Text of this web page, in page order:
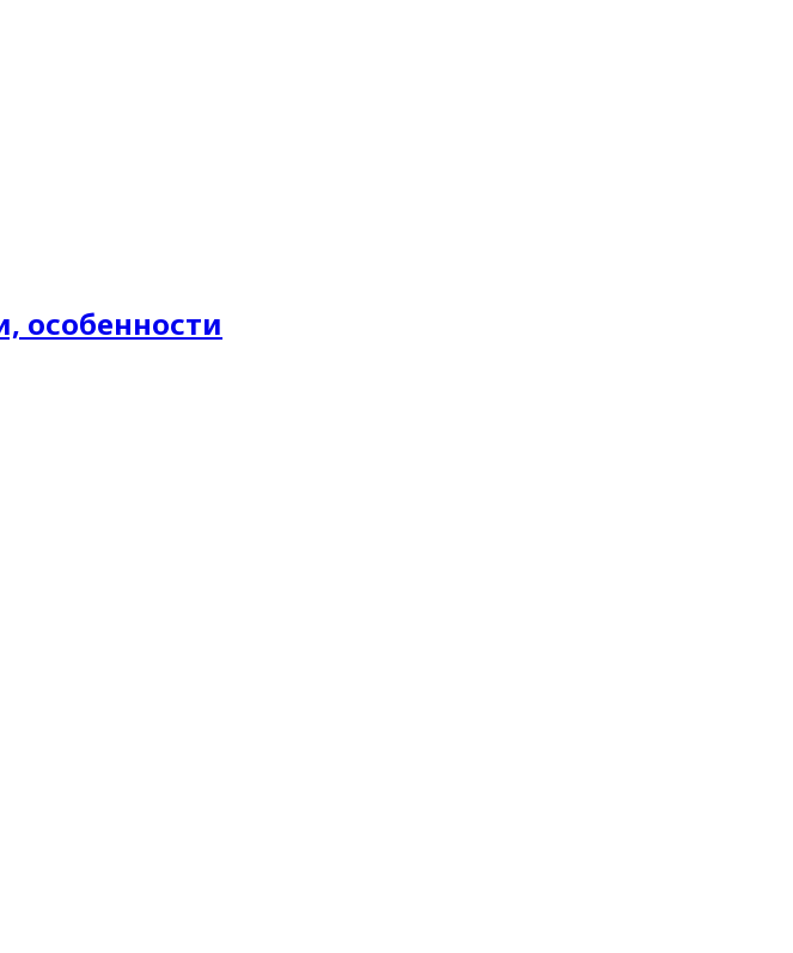
особенности